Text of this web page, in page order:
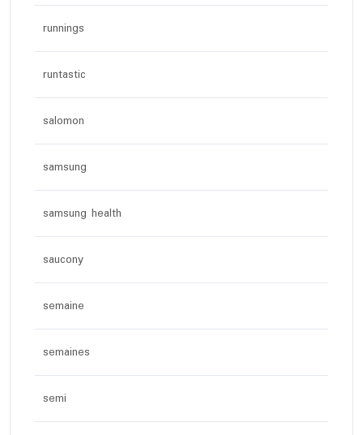
runnings
runtastic
salomon
samsung
samsung health
saucony
semaine
semaines
semi